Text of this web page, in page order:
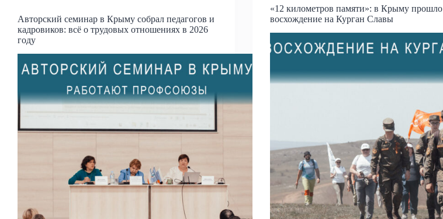
Авторский семинар в Крыму собрал педагогов и
кадровиков: всё о трудовых отношениях в 2026
году
«12 километров памяти»: в Крыму прошло
восхождение на Курган Славы